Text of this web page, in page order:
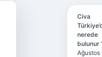
Civa
nerede
bulunur
Ağustos